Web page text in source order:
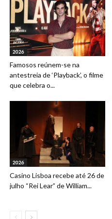
2026
Famosos reúnem-se na
antestreia de ‘Playback’, o filme
que celebra o...
2026
Casino Lisboa recebe até 26 de
julho “Rei Lear” de William...